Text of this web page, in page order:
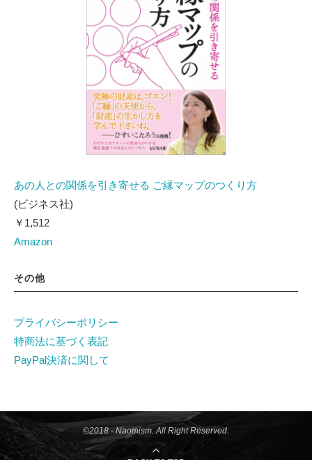
あの人との関係を引き寄せる ご縁マップのつくり方
(ビジネス社)
￥1,512
Amazon
その他
プライバシーポリシー
特商法に基づく表記
PayPal決済に関して
©2018 - Naomism. All Right Reserved.